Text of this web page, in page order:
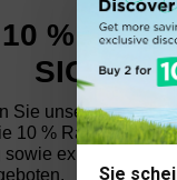
20 % Rabatt
10 %
SICHERN
Sie unseren
10 % Rabatt auf
sowie exklusiven
Sie